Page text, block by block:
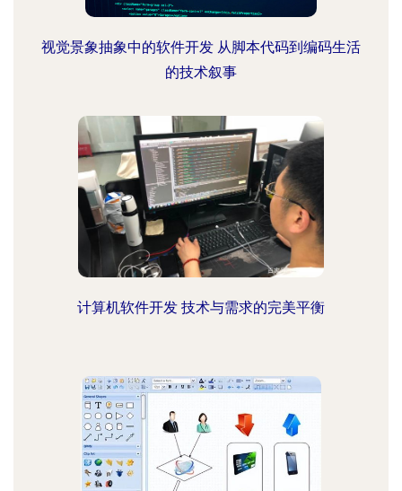
视觉景象抽象中的软件开发 从脚本代码到编码生活
的技术叙事
计算机软件开发 技术与需求的完美平衡